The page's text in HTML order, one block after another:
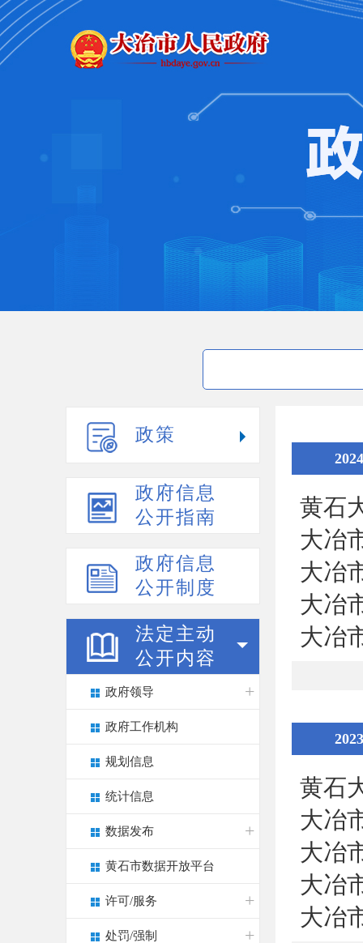
政策
政府信息
公开指南
政府信息
公开制度
法定主动
公开内容
政府领导
政府工作机构
规划信息
统计信息
数据发布
黄石市数据开放平台
许可/服务
处罚/强制
黄石
大冶
大冶
大冶
大冶
黄石
大冶
大冶
大冶
大冶